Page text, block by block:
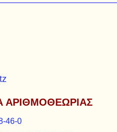
ΑΡΙΘΜΟΘΕΩΡΙΑΣ
46-0